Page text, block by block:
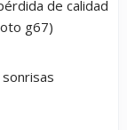
de calidad
g67)